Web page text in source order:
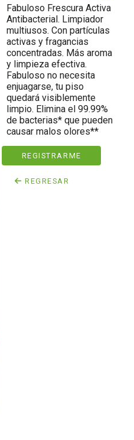
Fabuloso Frescura Activa
Antibacterial. Limpiador
multiusos. Con partículas
activas y fragancias
concentradas. Más aroma
y limpieza efectiva.
Fabuloso no necesita
enjuagarse, tu piso
quedará visiblemente
limpio. Elimina el 99.99%
de bacterias* que pueden
causar malos olores**
REGISTRARME
REGRESAR